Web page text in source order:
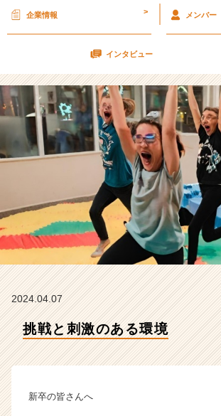
社
L
m
e
の
タ
イ
ム
ラ
イ
ン】
|
ベ
チ
長
企
か
企業情報 > メンバー
インタビュー
2024.04.07
挑戦と刺激のある環境
新卒の皆さんへ